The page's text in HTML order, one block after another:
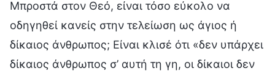
Μπροστά στον Θεό, είναι τόσο εύκολο να
οδηγηθεί κανείς στην τελείωση ως άγιος ή
δίκαιος άνθρωπος; Είναι κλισέ ότι «δεν υπάρχει
δίκαιος άνθρωπος σ’ αυτή τη γη, οι δίκαιοι δεν